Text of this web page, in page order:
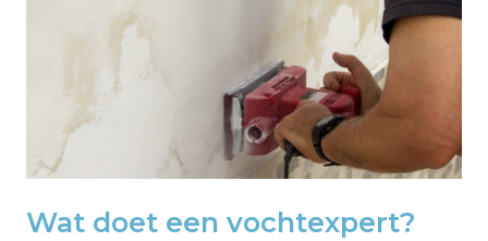
Wat doet een vochtexpert?